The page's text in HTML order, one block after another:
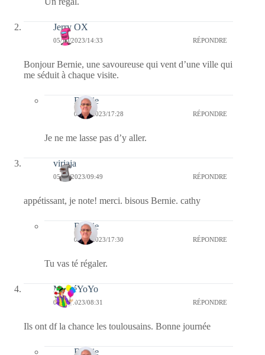
Jerry OX
05/10/2023/14:33 RÉPONDRE
Bonjour Bernie, une savoureuse qui vent d’une ville qui
me séduit à chaque visite.
Bernie
05/10/2023/17:28 RÉPONDRE
Je ne me lasse pas d’y aller.
virjaja
05/10/2023/09:49 RÉPONDRE
appétissant, je note! merci. bisous Bernie. cathy
Bernie
05/10/2023/17:30 RÉPONDRE
Tu vas té régaler.
MéméYoYo
05/10/2023/08:31 RÉPONDRE
Ils ont df la chance les toulousains. Bonne journée
Bernie